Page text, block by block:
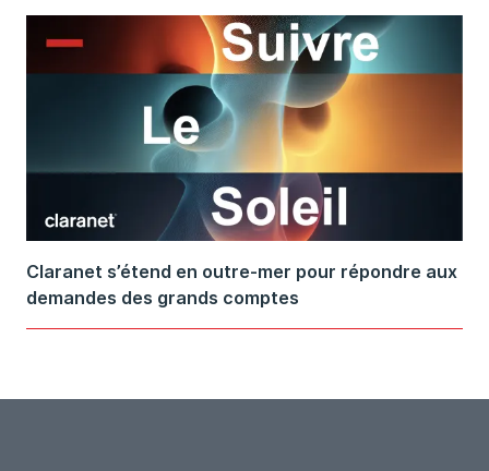
Claranet s’étend en outre-mer pour répondre aux
demandes des grands comptes